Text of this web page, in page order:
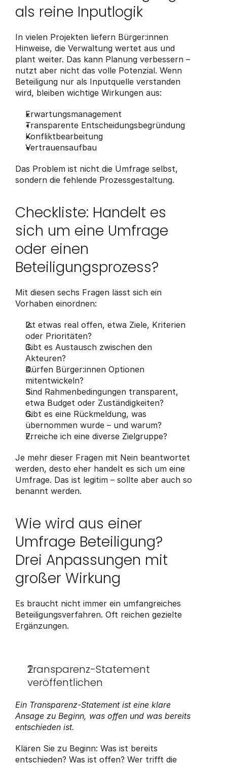
als reine Inputlogik
In vielen Projekten liefern Bürger:innen
Hinweise, die Verwaltung wertet aus und
plant weiter. Das kann Planung verbessern –
nutzt aber nicht das volle Potenzial. Wenn
Beteiligung nur als Inputquelle verstanden
wird, bleiben wichtige Wirkungen aus:
Erwartungsmanagement
Transparente Entscheidungsbegründung
Konfliktbearbeitung
Vertrauensaufbau
Das Problem ist nicht die Umfrage selbst,
sondern die fehlende Prozessgestaltung.
Checkliste: Handelt es
sich um eine Umfrage
oder einen
Beteiligungsprozess?
Mit diesen sechs Fragen lässt sich ein
Vorhaben einordnen:
Ist etwas real offen, etwa Ziele, Kriterien
oder Prioritäten?
Gibt es Austausch zwischen den
Akteuren?
Dürfen Bürger:innen Optionen
mitentwickeln?
Sind Rahmenbedingungen transparent,
etwa Budget oder Zuständigkeiten?
Gibt es eine Rückmeldung, was
übernommen wurde – und warum?
Erreiche ich eine diverse Zielgruppe?
Je mehr dieser Fragen mit Nein beantwortet
werden, desto eher handelt es sich um eine
Umfrage. Das ist legitim – sollte aber auch so
benannt werden.
Wie wird aus einer
Umfrage Beteiligung?
Drei Anpassungen mit
großer Wirkung
Es braucht nicht immer ein umfangreiches
Beteiligungsverfahren. Oft reichen gezielte
Ergänzungen.
Transparenz-Statement
veröffentlichen
Ein Transparenz-Statement ist eine klare
Ansage zu Beginn, was offen und was bereits
entschieden ist.
Klären Sie zu Beginn: Was ist bereits
entschieden? Was ist offen? Wer trifft die